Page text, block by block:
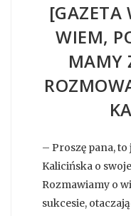
[GAZETA
WIEM,
MAMY
– Proszę pana,
Kalicińska o
Rozmawiamy o
sukcesie,